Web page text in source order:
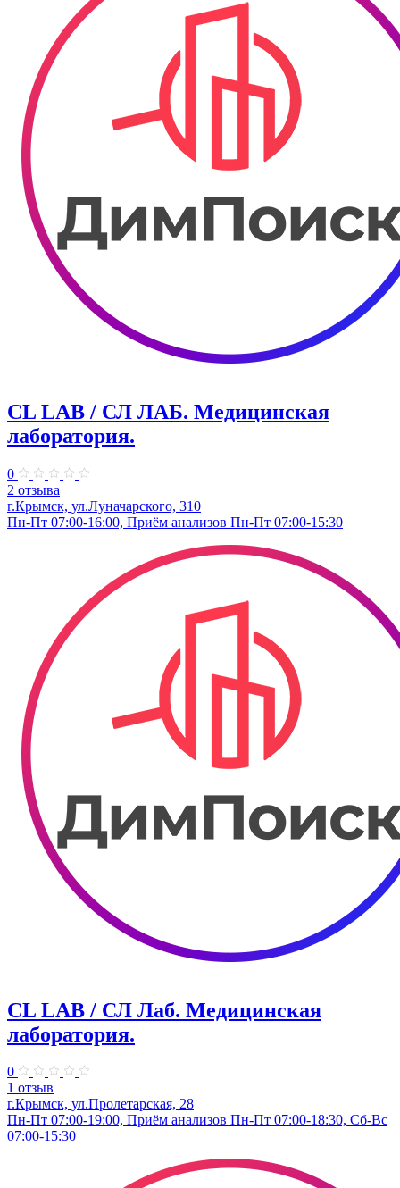
CL LAB / СЛ ЛАБ. Медицинская
лаборатория.
0
2 отзыва
г.Крымск, ул.Луначарского, 310
Пн-Пт 07:00-16:00, Приём анализов Пн-Пт 07:00-15:30
CL LAB / СЛ Лаб. ​Медицинская
лаборатория.
0
1 отзыв
г.Крымск, ул.Пролетарская, 28
Пн-Пт 07:00-19:00, Приём анализов Пн-Пт 07:00-18:30, Сб-Вс
07:00-15:30